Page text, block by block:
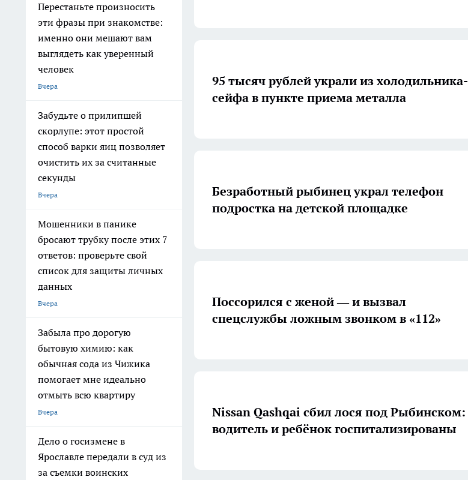
Перестаньте произносить
эти фразы при знакомстве:
именно они мешают вам
выглядеть как уверенный
человек
Вчера
Забудьте о прилипшей
скорлупе: этот простой
способ варки яиц позволяет
очистить их за считанные
секунды
Вчера
Мошенники в панике
бросают трубку после этих 7
ответов: проверьте свой
список для защиты личных
данных
Вчера
Забыла про дорогую
бытовую химию: как
обычная сода из Чижика
помогает мне идеально
отмыть всю квартиру
Вчера
Дело о госизмене в
Ярославле передали в суд из
за съемки воинских
95 тысяч рублей украли из холодильника-
сейфа в пункте приема металла
Безработный рыбинец украл телефон
подростка на детской площадке
Поссорился с женой — и вызвал
спецслужбы ложным звонком в «112»
Nissan Qashqai сбил лося под Рыбинском:
водитель и ребёнок госпитализированы